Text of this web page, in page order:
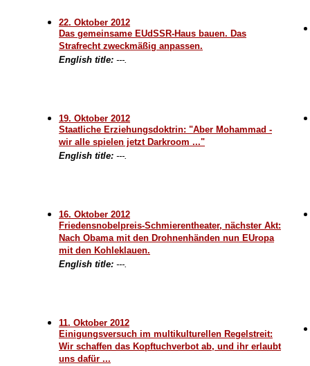
22. Oktober 2012
Das gemeinsame EUdSSR-Haus bauen. Das
Strafrecht zweckmäßig anpassen.
English title: ---.
19. Oktober 2012
Staatliche Erziehungsdoktrin: "Aber Mohammad -
wir alle spielen jetzt Darkroom ..."
English title: ---.
16. Oktober 2012
Friedensnobelpreis-Schmierentheater, nächster Akt:
Nach Obama mit den Drohnenhänden nun EUropa
mit den Kohleklauen.
English title: ---.
11. Oktober 2012
Einigungsversuch im multikulturellen Regelstreit:
Wir schaffen das Kopftuchverbot ab, und ihr erlaubt
uns dafür ...